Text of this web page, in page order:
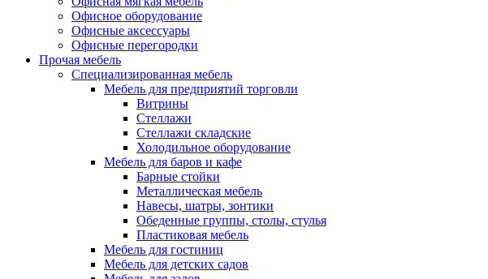
Офисное оборудование
Офисные аксессуары
Офисные перегородки
Прочая мебель
Специализированная мебель
Мебель для предприятий торговли
Витрины
Стеллажи
Стеллажи складские
Холодильное оборудование
Мебель для баров и кафе
Барные стойки
Металлическая мебель
Навесы, шатры, зонтики
Обеденные группы, столы, стулья
Пластиковая мебель
Мебель для гостиниц
Мебель для детских садов